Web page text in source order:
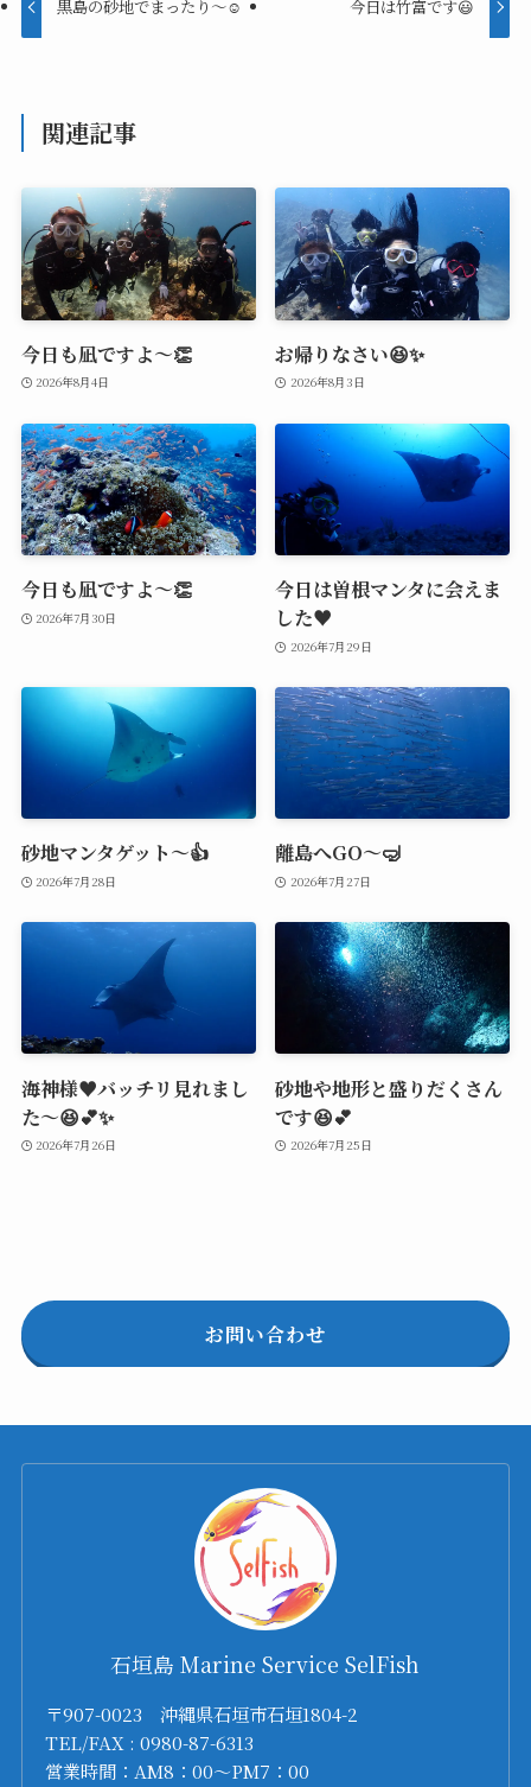
黒島の砂地でまったり～☺️ 今日は竹富です😃
関連記事
今日も凪ですよ～👏
2026年8月4日
お帰りなさい😆✨
2026年8月3日
今日も凪ですよ～👏
2026年7月30日
今日は曽根マンタに会えま
した♥️
2026年7月29日
砂地マンタゲット～👍
2026年7月28日
離島へGO～🤿
2026年7月27日
海神様♥️バッチリ見れまし
た～😆💕✨
2026年7月26日
砂地や地形と盛りだくさん
です😆💕
2026年7月25日
お問い合わせ
石垣島 Marine Service SelFish
〒907-0023 沖縄県石垣市石垣1804-2
TEL/FAX : 0980-87-6313
営業時間：AM8：00～PM7：00